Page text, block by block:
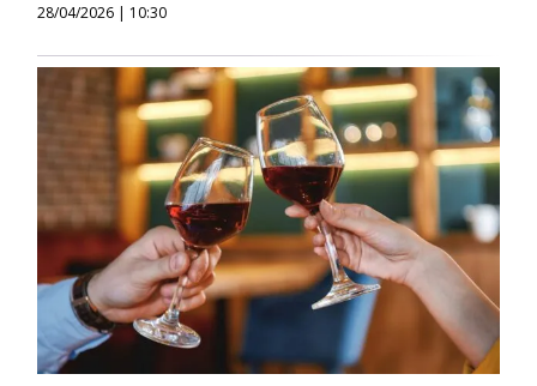
28/04/2026 | 10:30